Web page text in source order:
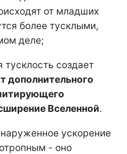
от младших
более тусклыми,
деле;
тусклость создает
дополнительного
Вселенной.
ускорение
- оно